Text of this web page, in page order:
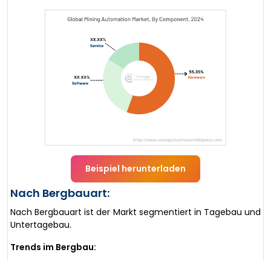
Beispiel herunterladen
Nach Bergbauart:
Nach Bergbauart ist der Markt segmentiert in Tagebau und
Untertagebau.
Trends im Bergbau: